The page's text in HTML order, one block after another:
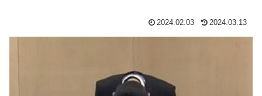
2024.02.03 2024.03.13